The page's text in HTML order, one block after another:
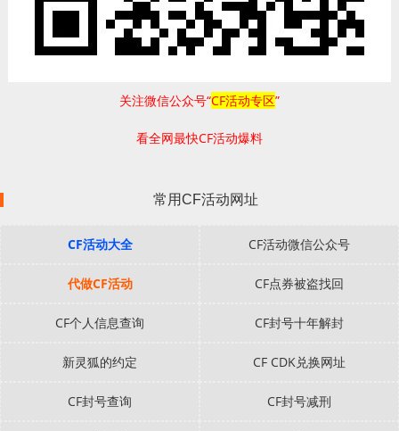
关注微信公众号“CF活动专区”
看全网最快CF活动爆料
常用CF活动网址
CF活动大全 CF活动微信公众号
代做CF活动 CF点券被盗找回
CF个人信息查询 CF封号十年解封
新灵狐的约定 CF CDK兑换网址
CF封号查询 CF封号减刑